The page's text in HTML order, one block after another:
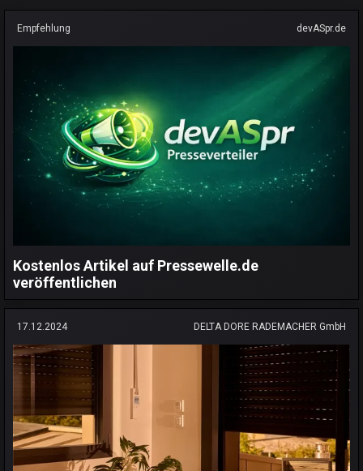
Empfehlung devASpr.de
Kostenlos Artikel auf Pressewelle.de
veröffentlichen
17.12.2024 DELTA DORE RADEMACHER GmbH